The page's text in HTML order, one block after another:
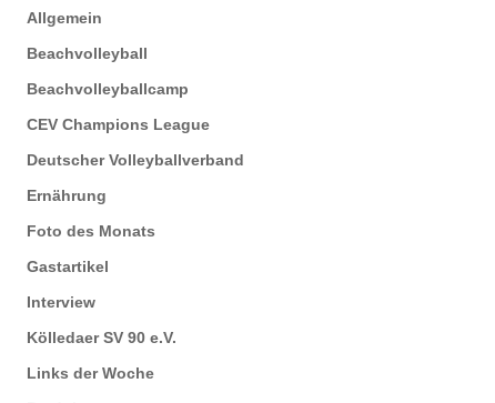
Allgemein
Beachvolleyball
Beachvolleyballcamp
CEV Champions League
Deutscher Volleyballverband
Ernährung
Foto des Monats
Gastartikel
Interview
Kölledaer SV 90 e.V.
Links der Woche